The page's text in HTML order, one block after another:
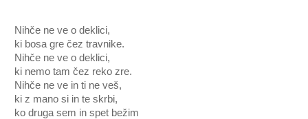
Nihče ne ve o deklici,
ki bosa gre čez travnike.
Nihče ne ve o deklici,
ki nemo tam čez reko zre.
Nihče ne ve in ti ne veš,
ki z mano si in te skrbi,
ko druga sem in spet bežim